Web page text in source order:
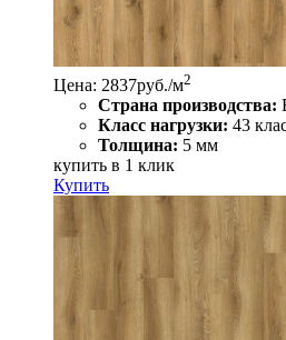
Цена: 2837руб./м2
Страна производства:
Класс нагрузки: 43
Толщина: 5 мм
купить в 1 клик
Купить